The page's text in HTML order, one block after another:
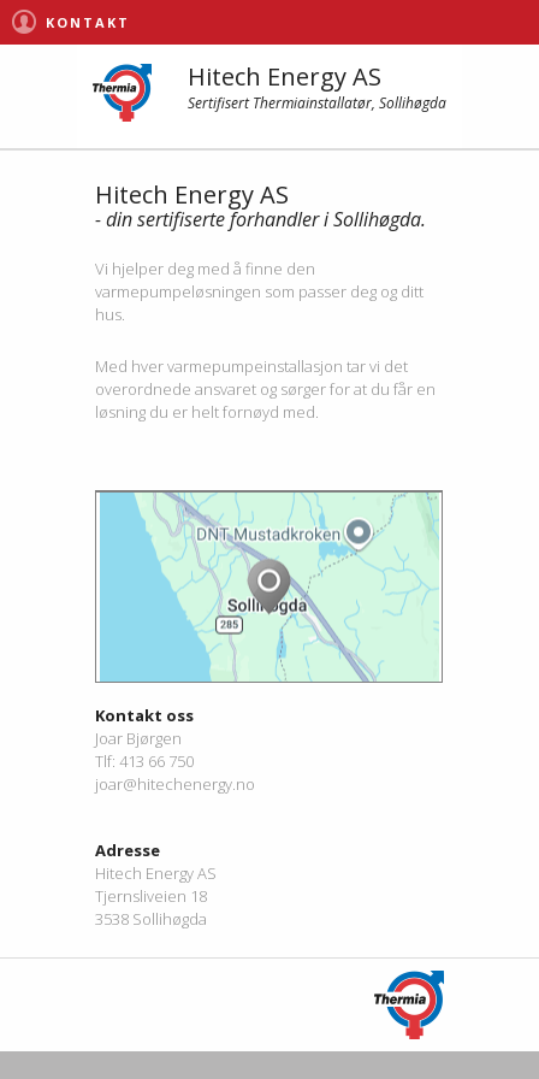
KONTAKT
Hitech Energy AS
Sertifisert Thermiainstallatør, Sollihøgda
Hitech Energy AS
- din sertifiserte forhandler i Sollihøgda.
Vi hjelper deg med å finne den
varmepumpeløsningen som passer deg og ditt
hus.
Med hver varmepumpeinstallasjon tar vi det
overordnede ansvaret og sørger for at du får en
løsning du er helt fornøyd med.
Kontakt oss
Joar Bjørgen
Tlf: 413 66 750
joar@hitechenergy.no
Adresse
Hitech Energy AS
Tjernsliveien 18
3538 Sollihøgda